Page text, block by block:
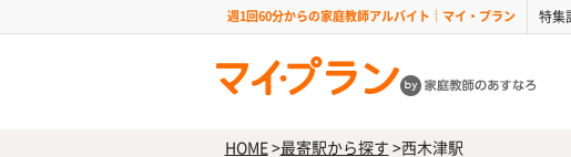
週1回60分からの家庭教師アルバイト｜マイ・プラン 特集
HOME>最寄駅から探す >西木津駅